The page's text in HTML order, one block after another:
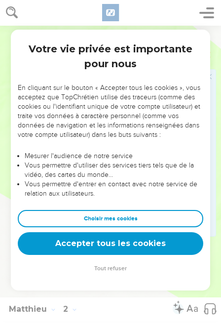
Matthieu 1
19 Joseph, son futur mari, était un homme bon et droit. Il ne
voulait pas la livrer au déshonneur. C’est pourquoi il se
proposa de rompre ses fiançailles sans en ébruiter la raison.
Il réfléchissait à ce projet quand un *ange du Seigneur lui
apparut en rêve et lui dit : —Joseph, descendant de *David,
qu’elle porte vient de l’Esprit Saint.
Elle donnera naissance à un fils, tu l’appelleras Jésus.
C’est lui, en effet, qui *sauvera son peuple de ses péchés.
Tout cela arriva pour que s’accomplisse cette parole du
Seigneur transmise par le *prophète :
Voici, la jeune fille vierge sera enceinte. Et elle enfantera
un fils que l’on appellera Emmanuel, ce qui veut dire : Dieu
est avec nous.
A son réveil, Joseph fit ce que l’ange du Seigneur lui avait
Mais il n’eut pas de relations conjugales avec elle avant
qu’elle ait mis au monde un fils, auquel il donna le nom de
Jésus.
La Bible Du Semeur Copyright © 1992, 1999 by Biblica, Inc.® Used by permission.
Matthieu 2
Votre vie privée est importante
pour nous
En cliquant sur le bouton « Accepter tous les cookies », vous
acceptez que TopChrétien utilise des traceurs (comme des
cookies ou l'identifiant unique de votre compte utilisateur) et
traite vos données à caractère personnel (comme vos
données de navigation et les informations renseignées dans
votre compte utilisateur) dans les buts suivants :
Mesurer l'audience de notre service
Vous permettre d'utiliser des services tiers tels que de la
vidéo, des cartes du monde…
Vous permettre d'entrer en contact avec notre service de
relation aux utilisateurs.
Choisir mes cookies
Accepter tous les cookies
Tout refuser